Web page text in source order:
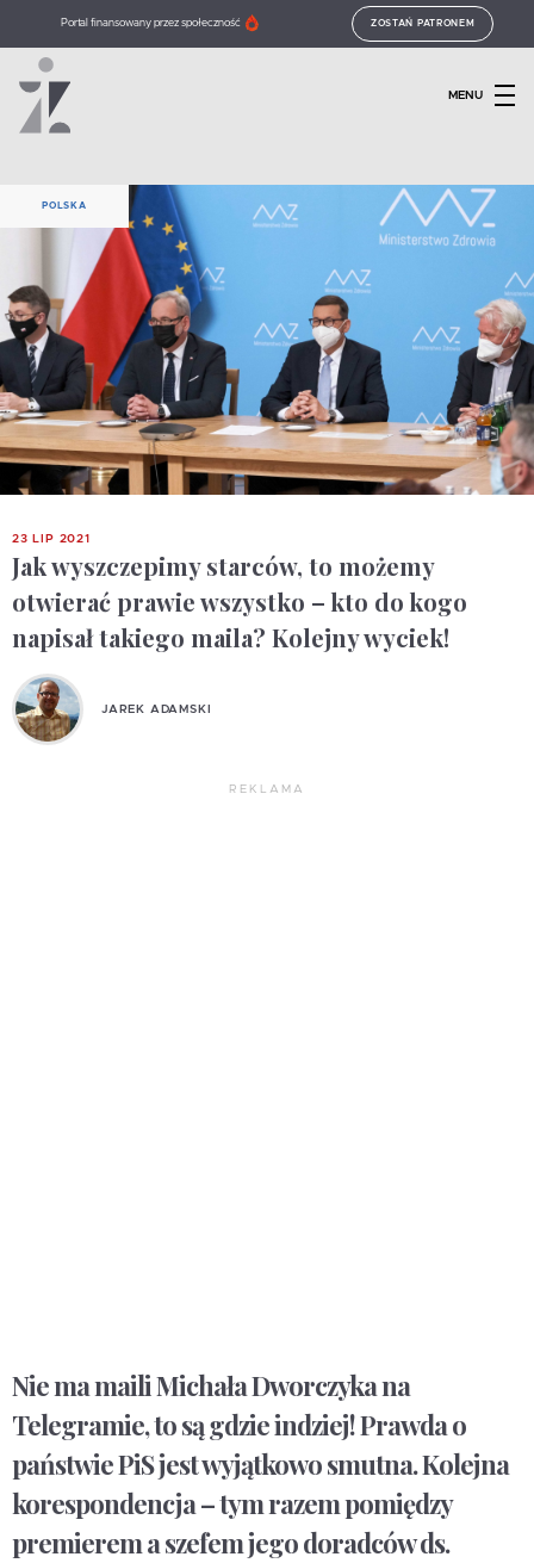
Portal finansowany przez społeczność ZOSTAŃ PATRONEM
MENU
POLSKA
23 LIP 2021
Jak wyszczepimy starców, to możemy
otwierać prawie wszystko – kto do kogo
napisał takiego maila? Kolejny wyciek!
JAREK ADAMSKI
REKLAMA
Nie ma maili Michała Dworczyka na
Telegramie, to są gdzie indziej! Prawda o
państwie PiS jest wyjątkowo smutna. Kolejna
korespondencja – tym razem pomiędzy
premierem a szefem jego doradców ds.